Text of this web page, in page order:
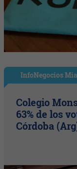
InfoNegocios
Colegio
63% de los
Córdoba